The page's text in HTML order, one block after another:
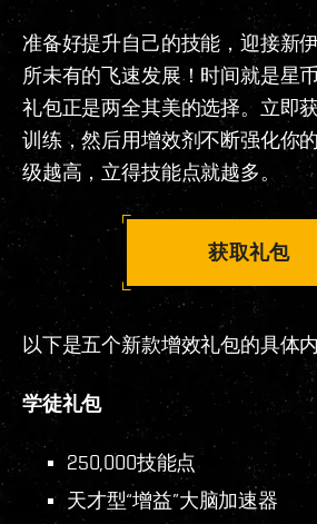
准备好提升自己的技能，迎接新
所未有的飞速发展！时间就是星
礼包正是两全其美的选择。立即
训练，然后用增效剂不断强化你
级越高，立得技能点就越多。
获取礼包
以下是五个新款增效礼包的具体
学徒礼包
250,000技能点
天才型“增益”大脑加速器